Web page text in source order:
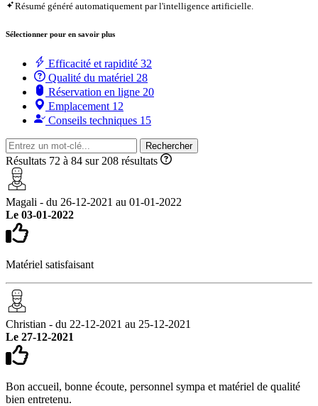
Résumé généré automatiquement par l'intelligence artificielle.
Sélectionner pour en savoir plus
Efficacité et rapidité 32
Qualité du matériel 28
Réservation en ligne 20
Emplacement 12
Conseils techniques 15
Rechercher
Résultats 72 à 84 sur 208 résultats
Magali - du 26-12-2021 au 01-01-2022
Le 03-01-2022
Matériel satisfaisant
Christian - du 22-12-2021 au 25-12-2021
Le 27-12-2021
Bon accueil, bonne écoute, personnel sympa et matériel de qualité
bien entretenu.